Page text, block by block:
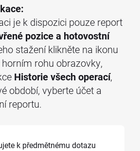
je k dispozici pouze report
pozice a hotovostní
stažení klikněte na ikonu
rohu obrazovky,
Historie všech operací,
období, vyberte účet a
reportu.
k předmětnému dotazu